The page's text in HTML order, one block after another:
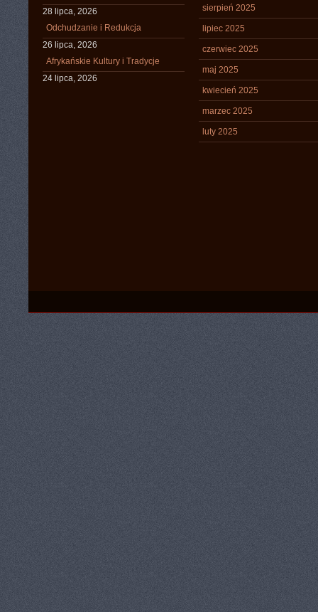
28 lipca, 2026
Odchudzanie i Redukcja
26 lipca, 2026
Afrykańskie Kultury i Tradycje
24 lipca, 2026
sierpień 2025
lipiec 2025
czerwiec 2025
maj 2025
kwiecień 2025
marzec 2025
luty 2025